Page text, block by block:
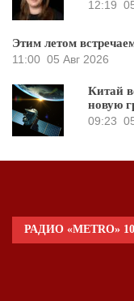
12:19
Этим летом
11:00 05 Авг 2026
Китай
новую
09:23
РАДИО «METRO»